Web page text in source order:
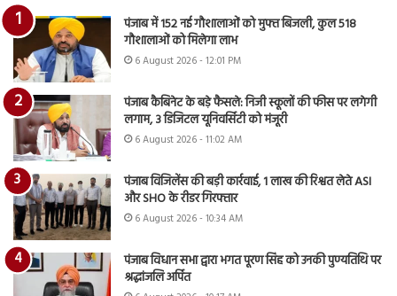
पंजाब में 152 नई गौशालाओं को मुफ्त बिजली, कुल 518
गौशालाओं को मिलेगा लाभ
6 August 2026 - 12:01 PM
पंजाब कैबिनेट के बड़े फैसले: निजी स्कूलों की फीस पर लगेगी
लगाम, 3 डिजिटल यूनिवर्सिटी को मंजूरी
6 August 2026 - 11:02 AM
पंजाब विजिलेंस की बड़ी कार्रवाई, 1 लाख की रिश्वत लेते ASI
और SHO के रीडर गिरफ्तार
6 August 2026 - 10:34 AM
पंजाब विधान सभा द्वारा भगत पूरण सिंह को उनकी पुण्यतिथि पर
श्रद्धांजलि अर्पित